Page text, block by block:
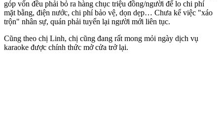
góp vốn đều phải bỏ ra hàng chục triệu đồng/người để lo chi phí
mặt bằng, điện nước, chi phí bảo vệ, dọn dẹp… Chưa kể việc "xáo
trộn" nhân sự, quán phải tuyển lại người mới liên tục.
Cũng theo chị Linh, chị cũng đang rất mong mỏi ngày dịch vụ
karaoke được chính thức mở cửa trở lại.